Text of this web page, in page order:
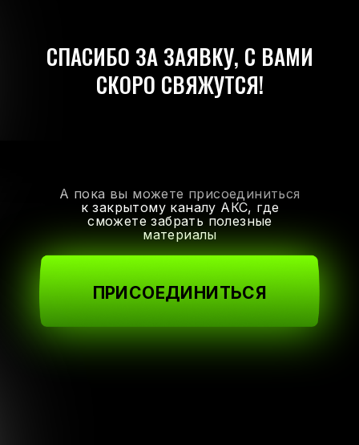
СПАСИБО ЗА ЗАЯВКУ, С ВАМИ
СКОРО СВЯЖУТСЯ!
А пока вы можете присоединиться
к закрытому каналу АКС, где
сможете забрать полезные
материалы
ПРИСОЕДИНИТЬСЯ